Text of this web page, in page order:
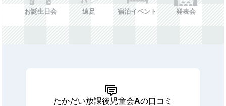
お誕生日会 遠足 宿泊イベント 発表会
たかだい放課後児童会Aの口コミ